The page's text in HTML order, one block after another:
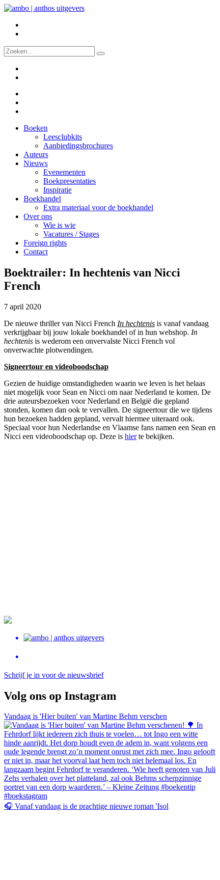
Boeken
Leesclubkits
Aanbiedingsbrochures
Auteurs
Nieuws
Evenementen
Boekpresentaties
Inspiratie
Boekhandel
Extra materiaal voor de boekhandel
Over ons
Wie is wie
Vacatures / Stages
Foreign rights
Contact
Boektrailer: In hechtenis van Nicci
French
7 april 2020
De nieuwe thriller van Nicci French In hechtenis is vanaf vandaag
verkrijgbaar bij jouw lokale boekhandel of in hun webshop. In
hechtenis is wederom een onvervalste Nicci French vol
onverwachte plotwendingen.
Signeertour en videoboodschap
Gezien de huidige omstandigheden waarin we leven is het helaas
niet mogelijk voor Sean en Nicci om naar Nederland te komen. De
drie auteursbezoeken voor Nederland en België die gepland
stonden, komen dan ook te vervallen. De signeertour die we tijdens
hun bezoeken hadden gepland, vervalt hiermee uiteraard ook.
Speciaal voor hun Nederlandse en Vlaamse fans namen een Sean en
Nicci een videoboodschap op. Deze is hierte bekijken.
Schrijf je in voor de nieuwsbrief
Volg ons op Instagram
Vandaag is 'Hier buiten' van Martine Behm verschen
🎧 Vanaf vandaag is de prachtige nieuwe roman 'Isol